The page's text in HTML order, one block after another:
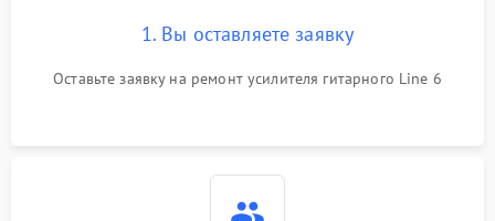
1. Вы оставляете заявку
Оставьте заявку на ремонт усилителя гитарного Line 6